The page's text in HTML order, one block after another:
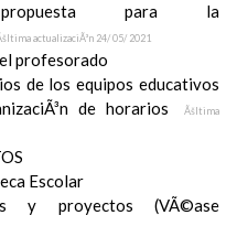
para la
actualizaciÃ³n 24/ 05/ 2021
profesorado
de los equipos educativos
de horarios
Ãšltima
Escolar
y proyectos (VÃ©ase